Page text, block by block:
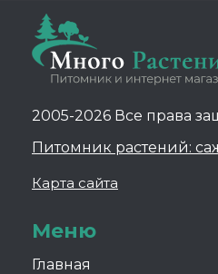
2005-2026 Все права
Питомник растений:
Карта сайта
Меню
Главная